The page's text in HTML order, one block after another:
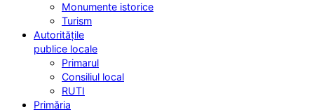
Monumente istorice
Turism
Autoritățile
publice locale
Primarul
Consiliul local
RUTI
Primăria